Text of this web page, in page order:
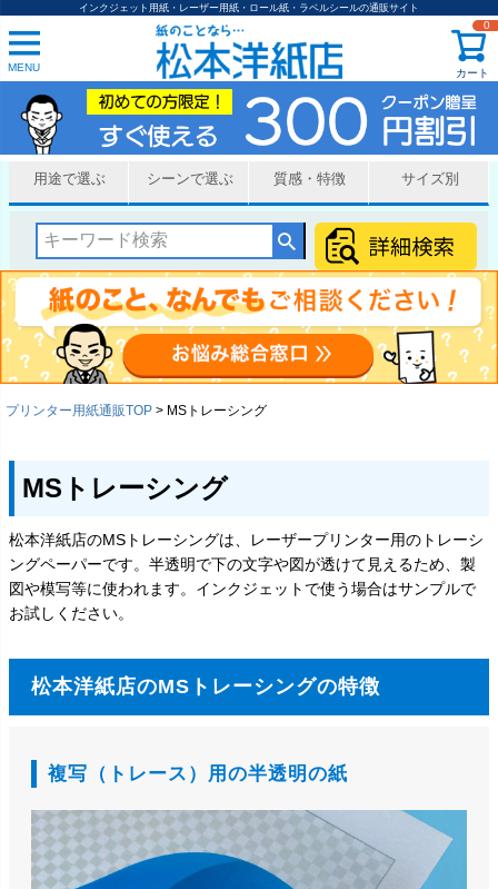
インクジェット用紙・レーザー用紙・ロール紙・ラベルシールの通販サイト
MENU カート
0
用途で選ぶ シーンで選ぶ 質感・特徴 サイズ別
プリンター用紙通販TOP MSトレーシング
MSトレーシング
松本洋紙店のMSトレーシングは、レーザープリンター用のトレーシ
ングペーパーです。半透明で下の文字や図が透けて見えるため、製
図や模写等に使われます。インクジェットで使う場合はサンプルで
お試しください。
松本洋紙店のMSトレーシングの特徴
複写（トレース）用の半透明の紙